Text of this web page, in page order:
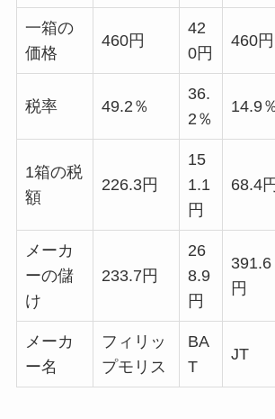
一箱の
価格
460円
42
0円
460円
税率 49.2％
36.
2％
14.9
1箱の税
額
226.3円
15
1.1
円
68.4
メーカ
ーの儲
け
233.7円
26
8.9
円
391.6
円
メーカ
ー名
フィリッ
プモリス
BA
T
JT